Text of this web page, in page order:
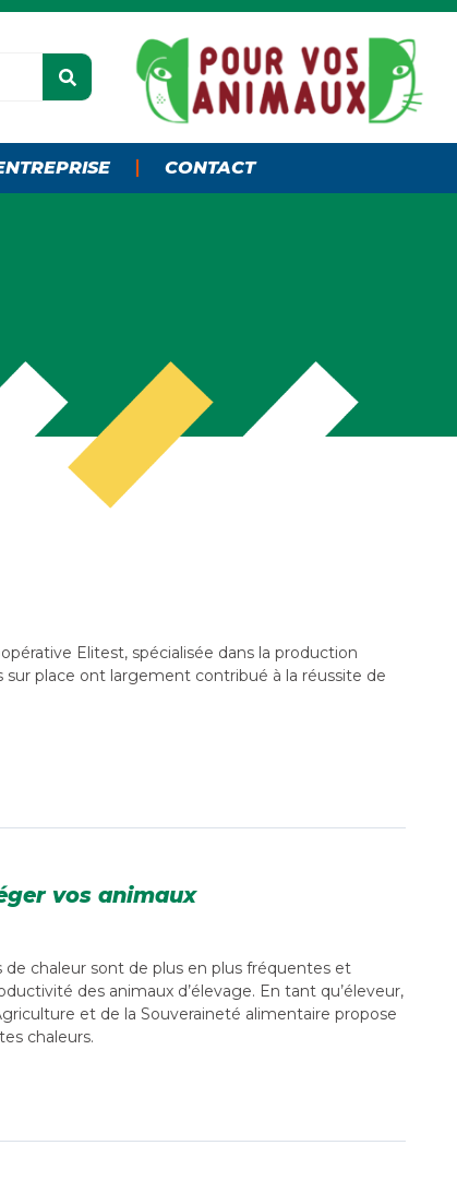
CONTACT
Elitest, spécialisée dans la production
sur place ont largement contribué à la réussite de
vos animaux
chaleur sont de plus en plus fréquentes et
des animaux d’élevage. En tant qu’éleveur,
et de la Souveraineté alimentaire propose
chaleurs.